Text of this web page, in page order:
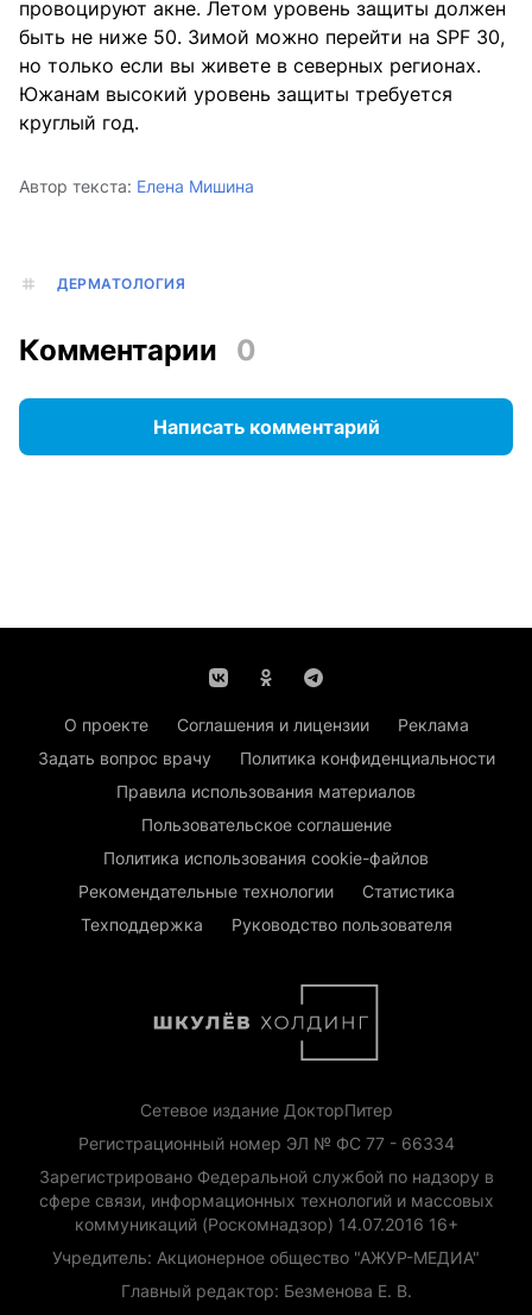
провоцируют акне. Летом уровень защиты должен
быть не ниже 50. Зимой можно перейти на SPF 30,
но только если вы живете в северных регионах.
Южанам высокий уровень защиты требуется
круглый год.
Автор текста: Елена Мишина
ДЕРМАТОЛОГИЯ
Комментарии 0
Написать комментарий
О проекте Соглашения и лицензии
Реклама
Задать вопрос врачу
Политика конфиденциальности
Правила использования материалов
Пользовательское соглашение
Политика использования cookie-файлов
Рекомендательные технологии
Статистика
Техподдержка
Руководство пользователя
Сетевое издание ДокторПитер
Регистрационный номер ЭЛ № ФС 77 - 66334
Зарегистрировано Федеральной службой по надзору в
сфере связи, информационных технологий и массовых
коммуникаций (Роскомнадзор) 14.07.2016 16+
Учредитель: Акционерное общество "АЖУР-МЕДИА"
Главный редактор: Безменова Е. В.